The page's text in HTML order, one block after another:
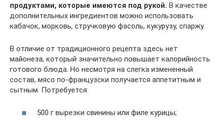
продуктами, которые имеются под рукой. В качестве
дополнительных ингредиентов можно использовать
кабачок, морковь, стручковую фасоль, кукурузу, спаржу.
В отличие от традиционного рецепта здесь нет
майонеза, который значительно повышает калорийность
готового блюда. Но несмотря на слегка измененный
состав, мясо по-французски получается аппетитным и
сытным. Потребуется:
500 г вырезки свинины или филе курицы;